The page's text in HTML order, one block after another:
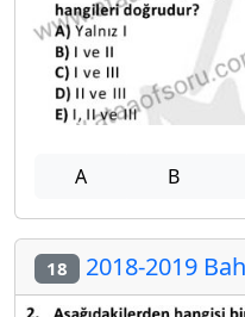
A B
18 2018-2019